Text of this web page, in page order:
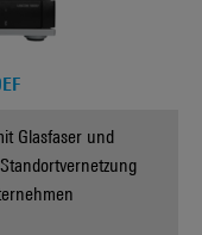
Glasfaser und